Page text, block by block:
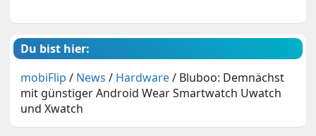
Du bist hier:
mobiFlip / News / Hardware/ Bluboo: Demnächst
mit günstiger Android Wear Smartwatch Uwatch
und Xwatch